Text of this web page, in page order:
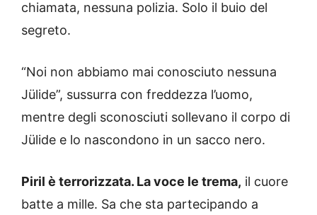
chiamata, nessuna polizia. Solo il buio del
segreto.
“Noi non abbiamo mai conosciuto nessuna
Jülide”, sussurra con freddezza l’uomo,
mentre degli sconosciuti sollevano il corpo di
Jülide e lo nascondono in un sacco nero.
Piril è terrorizzata. La voce le trema, il cuore
batte a mille. Sa che sta partecipando a